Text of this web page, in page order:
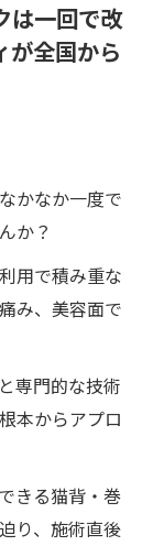
は一回で改
が全国から
かなか一度で
か？
用で積み重な
み、美容面で
専門的な技術
本からアプロ
きる猫背・巻
り、施術直後